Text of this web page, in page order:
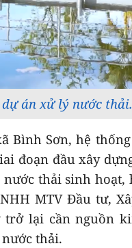
án xử lý nước thải.
Bình Sơn, hệ
đoạn đầu xây
thải sinh
MTV Đầu tư,
trở lại cần nguồn
thải.